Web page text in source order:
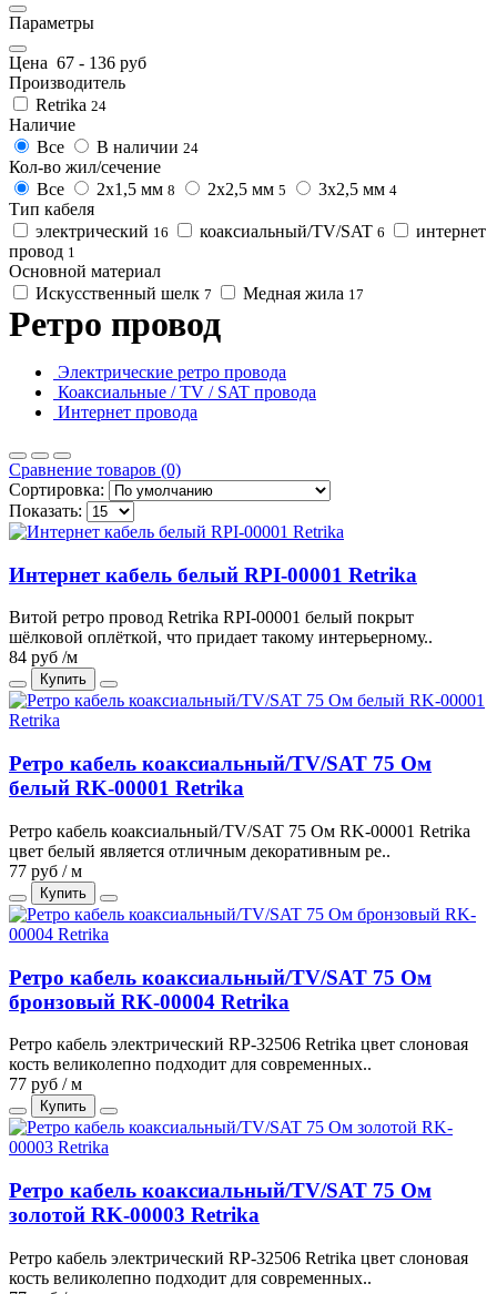
Параметры
Цена 67 - 136 руб
Производитель
Retrika 24
Наличие
Все
В наличии 24
Кол-во жил/сечение
Все
2x1,5 мм 8 2x2,5 мм 5 3x2,5 мм 4
Тип кабеля
электрический 16 коаксиальный/TV/SAT 6
интернет
провод 1
Основной материал
Искусственный шелк 7 Медная жила 17
Ретро провод
Электрические ретро провода
Коаксиальные / TV / SAT провода
Интернет провода
Сравнение товаров (0)
Сортировка:
Показать:
Интернет кабель белый RPI-00001 Retrika
Витой ретро провод Retrika RPI-00001 белый покрыт
шёлковой оплёткой, что придает такому интерьерному..
84 руб /м
Купить
Ретро кабель коаксиальный/TV/SAT 75 Ом
белый RK-00001 Retrika
Ретро кабель коаксиальный/TV/SAT 75 Ом RK-00001 Retrika
цвет белый является отличным декоративным ре..
77 руб / м
Купить
Ретро кабель коаксиальный/TV/SAT 75 Ом
бронзовый RK-00004 Retrika
Ретро кабель электрический RP-32506 Retrika цвет слоновая
кость великолепно подходит для современных..
77 руб / м
Купить
Ретро кабель коаксиальный/TV/SAT 75 Ом
золотой RK-00003 Retrika
Ретро кабель электрический RP-32506 Retrika цвет слоновая
кость великолепно подходит для современных..